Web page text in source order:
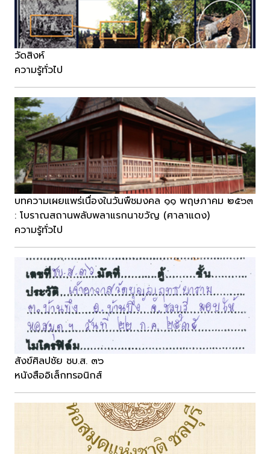
วัดสิงห์
ความรู้ทั่วไป
บทความเผยแพร่เนื่องในวันพืชมงคล ๑๑ พฤษภาคม ๒๕๖๓
: โบราณสถานพลับพลาแรกนาขวัญ (ศาลาแดง)
ความรู้ทั่วไป
สังข์ศิลปชัย ชบ.ส. ๓๖
หนังสืออิเล็กทรอนิกส์